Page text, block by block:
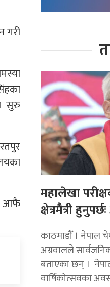
गरी
सुरु
आफै
महालेखा
क्षेत्रमैत्री
काठमाडाैँ । नेपाल
अग्रवालले
बताएका छन् ।
वार्षिकोत्सवका